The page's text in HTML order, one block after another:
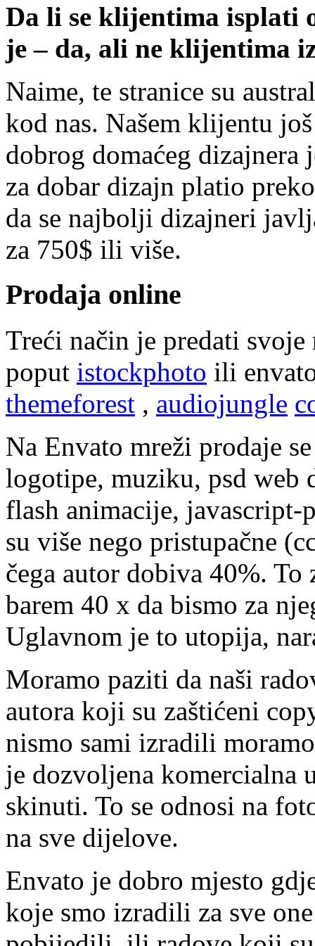
Da li se klijentima isplati
je – da, ali ne klijentima
Naime, te stranice su
kod nas. Našem klijentu
dobrog domaćeg dizajnera
za dobar dizajn platio
da se najbolji dizajneri
za 750$ ili više.
Prodaja online
Treći način je predati svoje
poput istockphoto ili
themeforest , audiojungle
Na Envato mreži prodaje
logotipe, muziku, psd web
flash animacije,
su više nego pristupačne
čega autor dobiva 40%. To
barem 40 x da bismo za
Uglavnom je to utopija,
Moramo paziti da naši
autora koji su zaštićeni
nismo sami izradili
je dozvoljena komercialna
skinuti. To se odnosi na
na sve dijelove.
Envato je dobro mjesto
koje smo izradili za sve